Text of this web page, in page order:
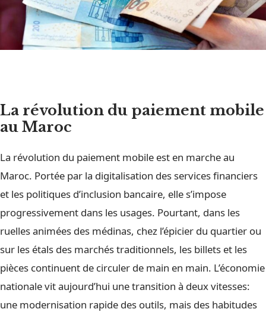
La révolution du paiement mobile
au Maroc
La révolution du paiement mobile est en marche au
Maroc. Portée par la digitalisation des services financiers
et les politiques d’inclusion bancaire, elle s’impose
progressivement dans les usages. Pourtant, dans les
ruelles animées des médinas, chez l’épicier du quartier ou
sur les étals des marchés traditionnels, les billets et les
pièces continuent de circuler de main en main. L’économie
nationale vit aujourd’hui une transition à deux vitesses:
une modernisation rapide des outils, mais des habitudes